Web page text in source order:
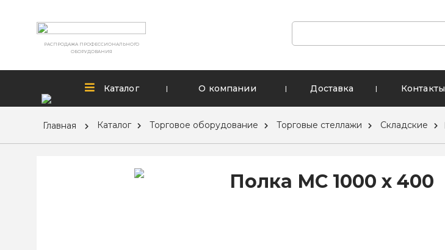
РАСПРОДАЖА ПРОФЕССИОНАЛЬНОГО
ОБОРУДОВАНИЯ
Каталог | О компании | Доставка | Контакты
Главная Каталог Торговое оборудование Торговые стеллажи Складские
Полка МС 1000 х 400